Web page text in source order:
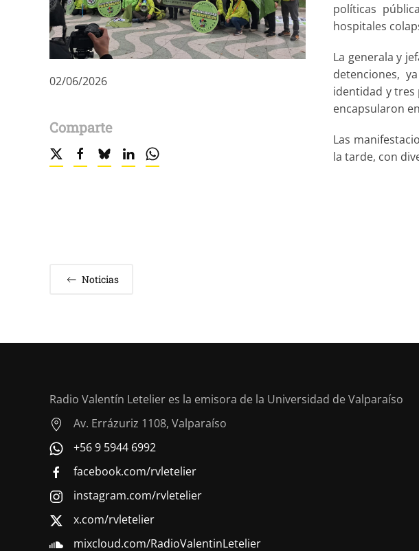
02/06/2026
Comparte
políticas
hospitales
La generala y
detenciones,
identidad y tres
encapsularon
Las
la tarde, con
Noticias
Radio Valentín Letelier es la emisora de la Universidad de Valparaíso
Av. Errázuriz 1108, Valparaíso
+56 9 5944 6992
facebook.com/rvletelier
instagram.com/rvletelier
x.com/rvletelier
mixcloud.com/RadioValentinLetelier